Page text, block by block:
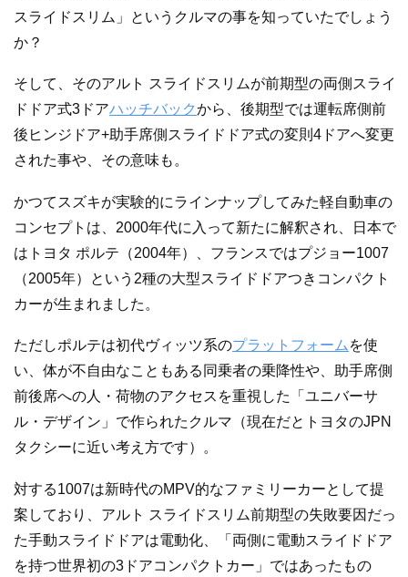
スライドスリム」というクルマの事を知っていたでしょう
か？
そして、そのアルト スライドスリムが前期型の両側スライ
ドドア式3ドアハッチバックから、後期型では運転席側前
後ヒンジドア+助手席側スライドドア式の変則4ドアへ変更
された事や、その意味も。
かつてスズキが実験的にラインナップしてみた軽自動車の
コンセプトは、2000年代に入って新たに解釈され、日本で
はトヨタ ポルテ（2004年）、フランスではプジョー1007
（2005年）という2種の大型スライドドアつきコンパクト
カーが生まれました。
ただしポルテは初代ヴィッツ系のプラットフォーム を使
い、体が不自由なこともある同乗者の乗降性や、助手席側
前後席への人・荷物のアクセスを重視した「ユニバーサ
ル・デザイン」で作られたクルマ（現在だとトヨタのJPN
タクシーに近い考え方です）。
対する1007は新時代のMPV的なファミリーカーとして提
案しており、アルト スライドスリム前期型の失敗要因だっ
た手動スライドドアは電動化、「両側に電動スライドドア
を持つ世界初の3ドアコンパクトカー」ではあったもの